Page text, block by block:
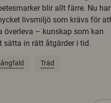
blir allt färre. Nu har
livsmiljö som krävs för att
överleva – kunskap som kan
sätta in rätt åtgärder i tid.
Träd